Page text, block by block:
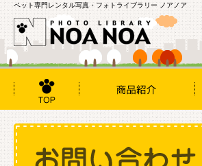
ペット専門レンタル写真・フォトライブラリー ノアノア